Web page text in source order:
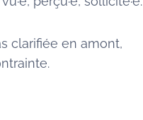
clarifiée en amont,